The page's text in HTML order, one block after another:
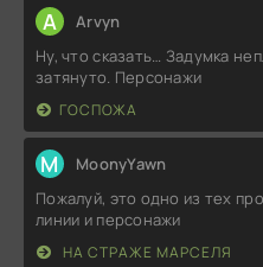
A Arvyn
Ну, что сказать… Задумка
затянуто. Персонажи
ГОСПОЖА
M MoonyYawn
Пожалуй, это одно из тех
линии и персонажи
НА СТРАЖЕ МАРСЕЛЯ